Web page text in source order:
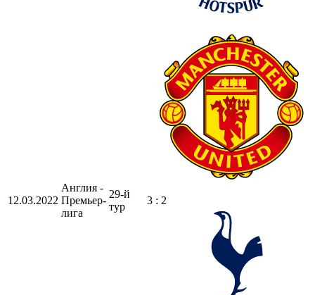
12.03.2022
Англия -
Премьер-
лига
29-й
тур
3 : 2